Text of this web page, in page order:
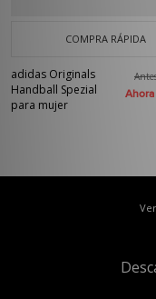
COMPRA RÁPIDA
adidas Originals
Handball Spezial
para mujer
Ahora